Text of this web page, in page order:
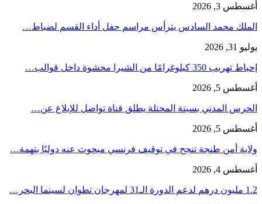
أغسطس 3, 2026
الملك محمد السادس يترأس مراسم حفل أداء القسم لضباط…
يوليو 31, 2026
إحباط تهريب 350 كيلوغرامًا من الشيرا محشوة داخل قوالب…
أغسطس 5, 2026
الحرس المدني بسبتة المحتلة يطلق قناة تواصل للإبلاغ عن…
أغسطس 5, 2026
ولاية أمن طنجة تنجح في توقيف فرنسي مبحوث عنه دوليًا بتهمة…
أغسطس 4, 2026
1.2 مليون درهم لدعم الدورة الـ31 لمهرجان تطوان لسينما البحر…